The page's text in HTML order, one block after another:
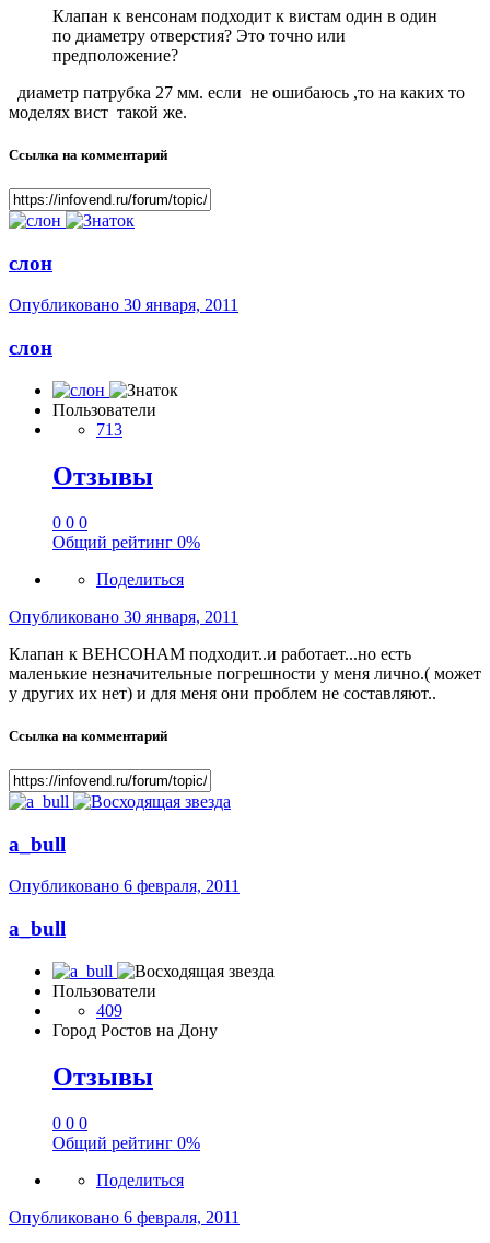
Клапан к венсонам подходит к вистам один в один
по диаметру отверстия? Это точно или
предположение?
диаметр патрубка 27 мм. если не ошибаюсь ,то на каких то
моделях вист такой же.
Ссылка на комментарий
слон
Опубликовано 30 января, 2011
слон
Пользователи
713
Отзывы
0 0 0
Общий рейтинг 0%
Поделиться
Опубликовано 30 января, 2011
Клапан к ВЕНСОНАМ подходит..и работает...но есть
маленькие незначительные погрешности у меня лично.( может
у других их нет) и для меня они проблем не составляют..
Ссылка на комментарий
a_bull
Опубликовано 6 февраля, 2011
a_bull
Пользователи
409
Город Ростов на Дону
Отзывы
0 0 0
Общий рейтинг 0%
Поделиться
Опубликовано 6 февраля, 2011